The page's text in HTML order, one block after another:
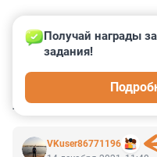
КОММЕНТАРИИ 52
VKuser86771196
Получай награды
задания!